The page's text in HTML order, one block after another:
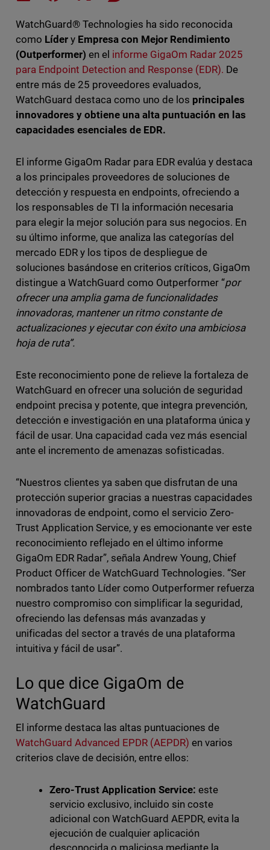
WatchGuard® Technologies ha sido reconocida
como Lídery Empresa con Mejor Rendimiento
(Outperformer) en el informe GigaOm Radar 2025
para Endpoint Detection and Response (EDR). De
entre más de 25 proveedores evaluados,
WatchGuard destaca como uno de los principales
innovadores y obtiene una alta puntuación en las
capacidades esenciales de EDR.
El informe GigaOm Radar para EDR evalúa y destaca
a los principales proveedores de soluciones de
detección y respuesta en endpoints, ofreciendo a
los responsables de TI la información necesaria
para elegir la mejor solución para sus negocios. En
su último informe, que analiza las categorías del
mercado EDR y los tipos de despliegue de
soluciones basándose en criterios críticos, GigaOm
distingue a WatchGuard como Outperformer “por
ofrecer una amplia gama de funcionalidades
innovadoras, mantener un ritmo constante de
actualizaciones y ejecutar con éxito una ambiciosa
hoja de ruta”.
Este reconocimiento pone de relieve la fortaleza de
WatchGuard en ofrecer una solución de seguridad
endpoint precisa y potente, que integra prevención,
detección e investigación en una plataforma única y
fácil de usar. Una capacidad cada vez más esencial
ante el incremento de amenazas sofisticadas.
“Nuestros clientes ya saben que disfrutan de una
protección superior gracias a nuestras capacidades
innovadoras de endpoint, como el servicio Zero-
Trust Application Service, y es emocionante ver este
reconocimiento reflejado en el último informe
GigaOm EDR Radar”, señala Andrew Young, Chief
Product Officer de WatchGuard Technologies. “Ser
nombrados tanto Líder como Outperformer refuerza
nuestro compromiso con simplificar la seguridad,
ofreciendo las defensas más avanzadas y
unificadas del sector a través de una plataforma
intuitiva y fácil de usar”.
Lo que dice GigaOm de
WatchGuard
El informe destaca las altas puntuaciones de
WatchGuard Advanced EPDR (AEPDR) en varios
criterios clave de decisión, entre ellos:
Zero-Trust Application Service: este
servicio exclusivo, incluido sin coste
adicional con WatchGuard AEPDR, evita la
ejecución de cualquier aplicación